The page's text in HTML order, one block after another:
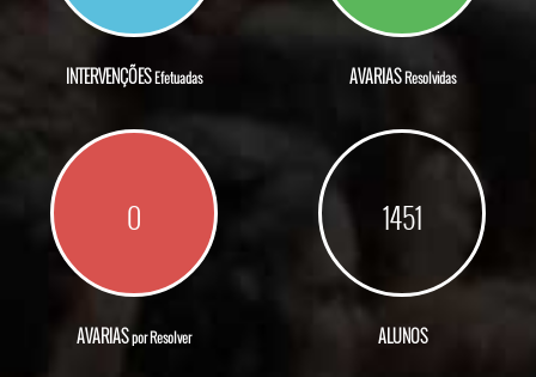
INTERVENÇÕESEfetuadas AVARIASResolvidas
0
AVARIASpor Resolver
1451
ALUNOS